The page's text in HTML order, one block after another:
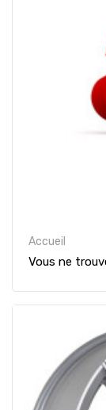
Accueil
Vous ne